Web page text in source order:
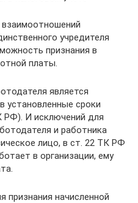
учредителя
признания в
платы.
является
установленные сроки
РФ). И исключений для
и работника
лицо, в ст. 22 ТК РФ
в организации, ему
признания начисленной